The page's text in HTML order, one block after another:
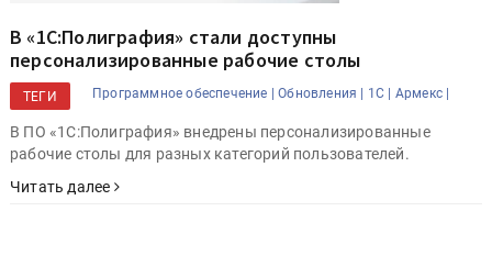
В «1С:Полиграфия» стали доступны
персонализированные рабочие столы
ТЕГИ Программное обеспечение | Обновления | 1C | Армекс |
В ПО «1С:Полиграфия» внедрены персонализированные
рабочие столы для разных категорий пользователей.
Читать далее